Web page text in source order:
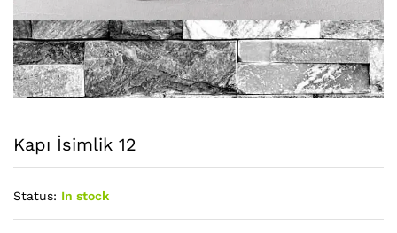
Kapı İsimlik 12
Status: In stock